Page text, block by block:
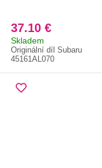
37.10 €
Skladem
Originální díl Subaru
45161AL070